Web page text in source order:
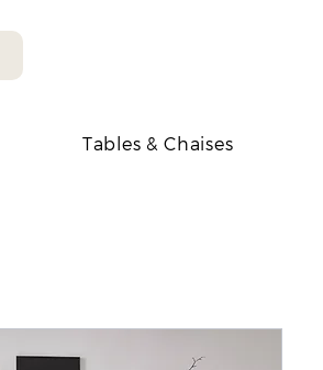
Tables & Chaises